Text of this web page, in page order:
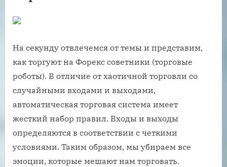
На секунду отвлечемся от темы и представим,
как торгуют на Форекс советники (торговые
роботы). В отличие от хаотичной торговли со
случайными входами и выходами,
автоматическая торговая система имеет
жесткий набор правил. Входы и выходы
определяются в соответствии с четкими
условиями. Таким образом, мы убираем все
эмоции, которые мешают нам торговать.